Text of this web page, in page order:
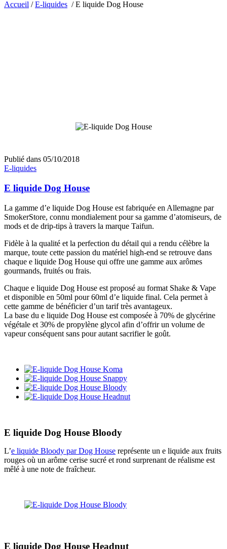
Accueil /E-liquides /E liquide Dog House
Publié dans 05/10/2018
E-liquides
E liquide Dog House
La gamme d’e liquide Dog House est fabriquée en Allemagne par
SmokerStore, connu mondialement pour sa gamme d’atomiseurs, de
mods et de drip-tips à travers la marque Taifun.
Fidèle à la qualité et la perfection du détail qui a rendu célèbre la
marque, toute cette passion du matériel high-end se retrouve dans
chaque e liquide Dog House qui offre une gamme aux arômes
gourmands, fruités ou frais.
Chaque e liquide Dog House est proposé au format Shake & Vape
et disponible en 50ml pour 60ml d’e liquide final. Cela permet à
cette gamme de bénéficier d’un tarif très avantageux.
La base du e liquide Dog House est composée à 70% de glycérine
végétale et 30% de propylène glycol afin d’offrir un volume de
vapeur conséquent sans pour autant sacrifier le goût.
E liquide Dog House Bloody
L’e liquide Bloody par Dog House représente un e liquide aux fruits
rouges où un arôme cerise sucré et rond surprenant de réalisme est
mêlé à une note de fraîcheur.
E liquide Dog House Headnut